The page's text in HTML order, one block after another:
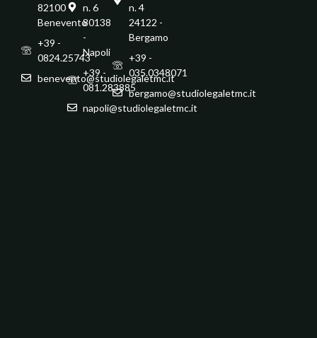
82100 -
Benevento
+39 -
0824.25743
benevento@studiolegaletmc.it
n. 6
80138
-
Napoli
+39 -
081.283885
napoli@studiolegaletmc.it
n. 4
24122 -
Bergamo
+39 -
035.0348071
bergamo@studiolegaletmc.it